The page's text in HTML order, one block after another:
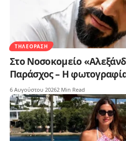
ΤΗΛΕΌΡΑΣΗ
Στο Νοσοκομείο
Παράσχος – Η
6 Αυγούστου 20262 Min Read